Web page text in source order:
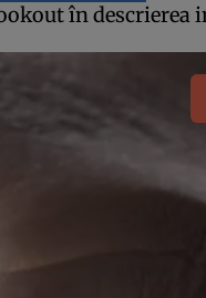
în descrierea